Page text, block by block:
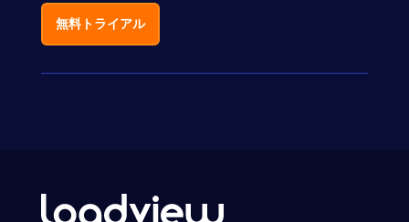
無料トライアル